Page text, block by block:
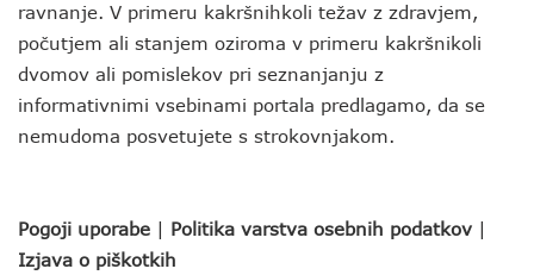
ravnanje. V primeru kakršnihkoli težav z zdravjem,
počutjem ali stanjem oziroma v primeru kakršnikoli
dvomov ali pomislekov pri seznanjanju z
informativnimi vsebinami portala predlagamo, da se
nemudoma posvetujete s strokovnjakom.
Pogoji uporabe Politika varstva osebnih podatkov
Izjava o piškotkih